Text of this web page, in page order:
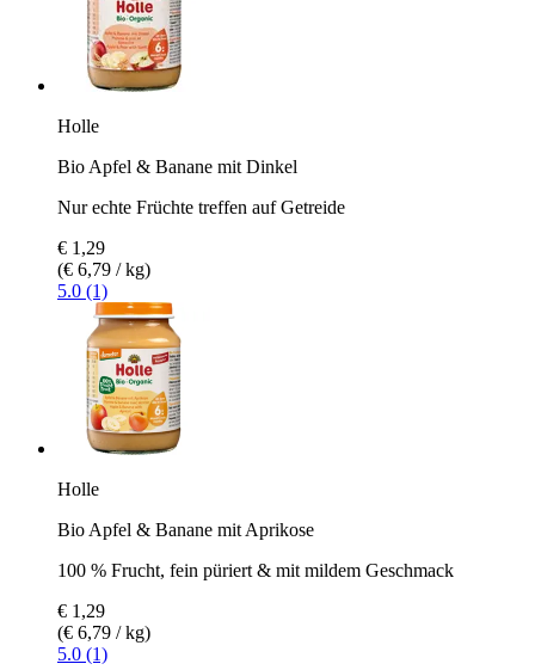
Holle
Bio Apfel & Banane mit Dinkel
Nur echte Früchte treffen auf Getreide
€ 1,29
(€ 6,79 / kg)
5.0 (1)
Holle
Bio Apfel & Banane mit Aprikose
100 % Frucht, fein püriert & mit mildem Geschmack
€ 1,29
(€ 6,79 / kg)
5.0 (1)